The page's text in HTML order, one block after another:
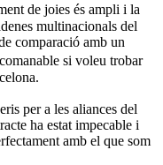
de joies és ampli i la
multinacionals del
comparació amb un
si voleu trobar
per a les aliances del
ha estat impecable i
amb el que som